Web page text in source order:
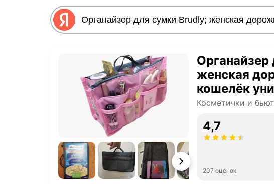
женская
кошелёк
Косметички и
4,7
207 оценок